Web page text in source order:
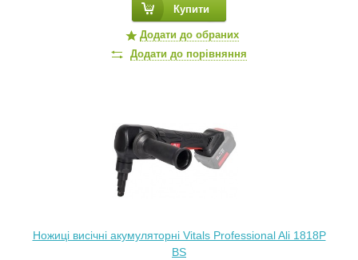
Купити
Додати до обраних
Додати до порівняння
Ножиці висічні акумуляторні Vitals Professional Ali 1818P
BS